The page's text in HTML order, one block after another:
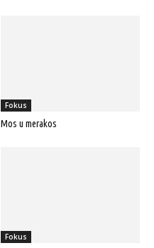
Fokus
Mos u merakos
Fokus